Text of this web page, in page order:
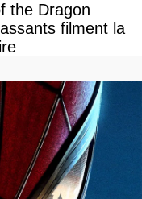
the Dragon
filment la